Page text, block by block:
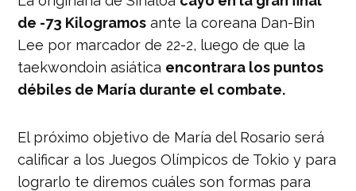
de -73 Kilogramos ante la coreana Dan-Bin
Lee por marcador de 22-2, luego de que la
taekwondoin asiática encontrara los puntos
débiles de María durante el combate.
El próximo objetivo de María del Rosario será
calificar a los Juegos Olímpicos de Tokio y para
lograrlo te diremos cuáles son formas para